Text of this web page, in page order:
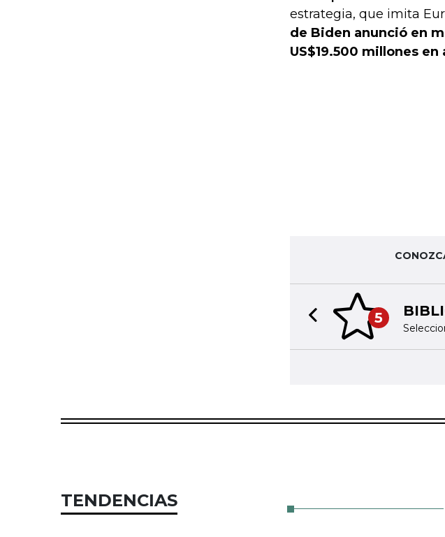
estrategia, que imita
de Biden anunció en
US$19.500 millones
5
Previous slide
TENDENCIAS